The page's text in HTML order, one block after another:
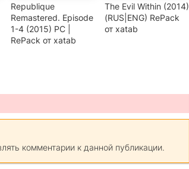
Republique
Remastered. Episode
1-4 (2015) PC |
RePack от xatab
The Evil Within (2014)
(RUS|ENG) RePack
от xatab
комментарии к данной публикации.